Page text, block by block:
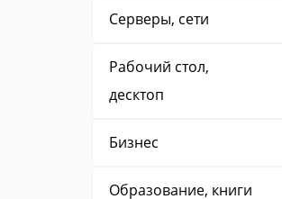
Серверы, сети
Рабочий стол,
десктоп
Бизнес
Образование, книги